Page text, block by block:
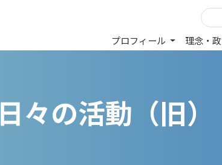
プロフィール 理念・
日々の活動 （旧）